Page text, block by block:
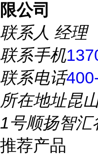
限公司
联系人 经理
联系手机
联系电话
所在地址昆
1号顺扬智
推荐产品